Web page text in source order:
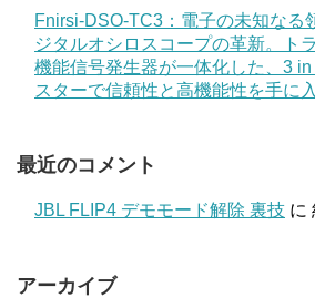
Fnirsi-DSO-TC3：電子の未知なる
ジタルオシロスコープの革新。ト
機能信号発生器が一体化した、3
スターで信頼性と高機能性を手に
最近のコメント
JBL FLIP4 デモモード解除 裏技 に
アーカイブ